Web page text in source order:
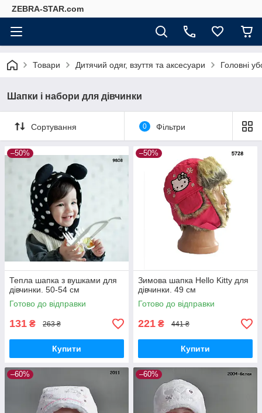
ZEBRA-STAR.com
Товари Дитячий одяг, взуття та аксесуари Головні
Шапки і набори для дівчинки
Сортування 0 Фільтри
–50%
Тепла шапка з вушками для
дівчинки. 50-54 см
Готово до відправки
131 ₴ 263 ₴
Купити
–50%
Зимова шапка Hello Kitty для
дівчинки. 49 см
Готово до відправки
221 ₴ 441 ₴
Купити
–60% –60%